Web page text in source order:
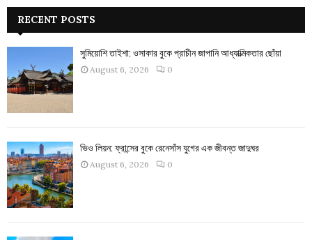
RECENT POSTS
সুমিয়োশি তাইশা: ওসাকার বুকে প্রাচীন জাপানি আধ্যাত্মিকতার ছোঁয়া
August 6, 2026 0
ভিও লিয়ন: ফ্রান্সের বুকে রেনেসাঁস যুগের এক জীবন্ত জাদুঘর
August 6, 2026 0